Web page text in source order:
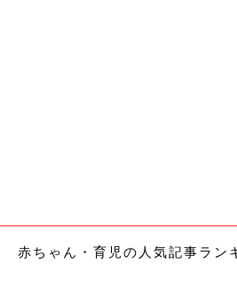
赤ちゃん・育児の人気記事ラン